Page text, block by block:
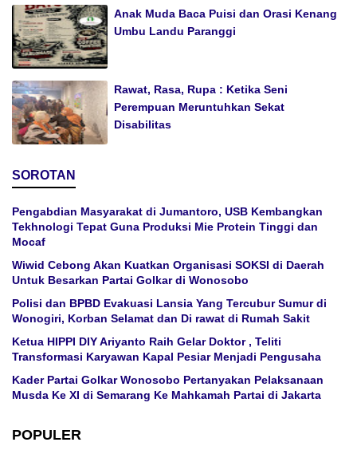
Anak Muda Baca Puisi dan Orasi Kenang
Umbu Landu Paranggi
Rawat, Rasa, Rupa : Ketika Seni
Perempuan Meruntuhkan Sekat
Disabilitas
SOROTAN
Pengabdian Masyarakat di Jumantoro, USB Kembangkan
Tekhnologi Tepat Guna Produksi Mie Protein Tinggi dan
Mocaf
Wiwid Cebong Akan Kuatkan Organisasi SOKSI di Daerah
Untuk Besarkan Partai Golkar di Wonosobo
Polisi dan BPBD Evakuasi Lansia Yang Tercubur Sumur di
Wonogiri, Korban Selamat dan Di rawat di Rumah Sakit
Ketua HIPPI DIY Ariyanto Raih Gelar Doktor , Teliti
Transformasi Karyawan Kapal Pesiar Menjadi Pengusaha
Kader Partai Golkar Wonosobo Pertanyakan Pelaksanaan
Musda Ke XI di Semarang Ke Mahkamah Partai di Jakarta
POPULER